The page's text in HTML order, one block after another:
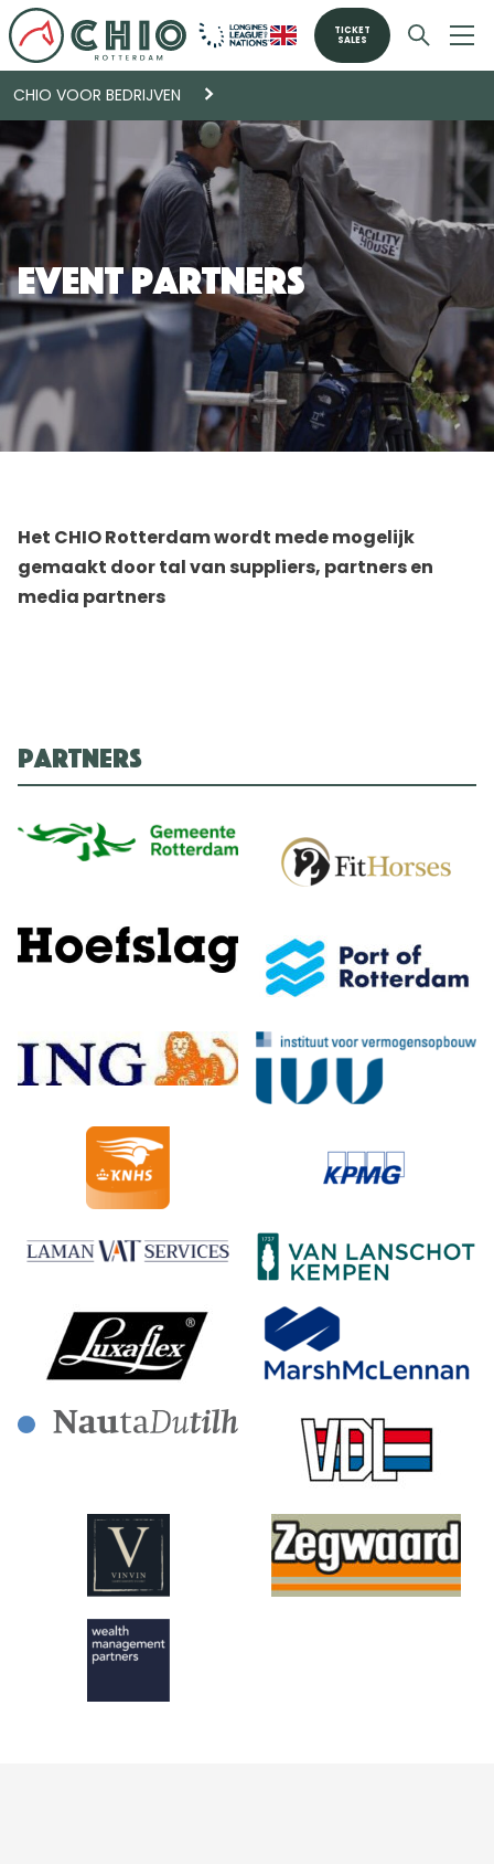
TICKET
SALES
CHIO VOOR BEDRIJVEN
Event Partners
Het CHIO Rotterdam wordt mede mogelijk
gemaakt door tal van suppliers, partners en
media partners
Partners